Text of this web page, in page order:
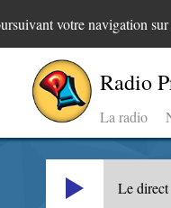
votre navigation sur
Radio
La radio
Le direct